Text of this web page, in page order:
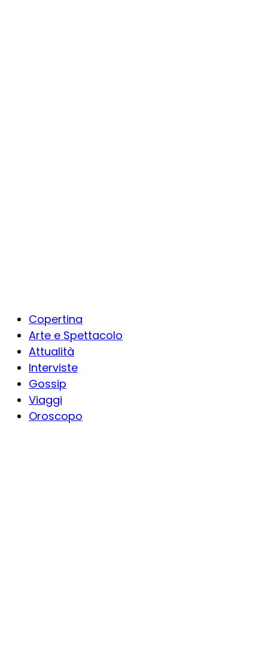
Copertina
Arte e Spettacolo
Attualità
Interviste
Gossip
Viaggi
Oroscopo